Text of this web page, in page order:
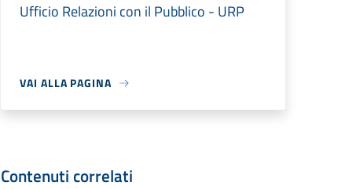
Ufficio Relazioni con il Pubblico - URP
VAI ALLA PAGINA
Contenuti correlati